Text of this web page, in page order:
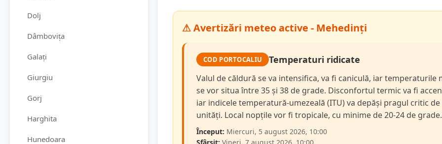
Dolj
Dâmbovița
Galați
Giurgiu
Gorj
Harghita
Hunedoara
⚠ Avertizări meteo active - Mehedinți
COD PORTOCALIU Temperaturi ridicate
Valul de căldură se va intensifica, va fi caniculă, iar temperaturile
se vor situa între 35 și 38 de grade. Disconfortul termic va fi
iar indicele temperatură-umezeală (ITU) va depăși pragul critic de
unități. Local nopțile vor fi tropicale, cu minime de 20-24 de grade.
Început: Miercuri, 5 august 2026, 10:00